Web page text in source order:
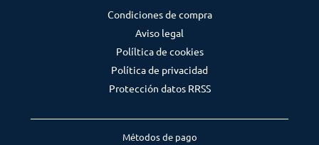
Métodos de pago
Condiciones de compra
Aviso legal
Políltica de cookies
Política de privacidad
Protección datos RRSS